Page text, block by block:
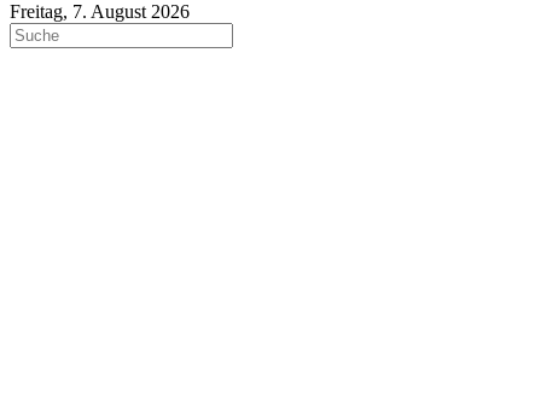
Freitag, 7. August 2026